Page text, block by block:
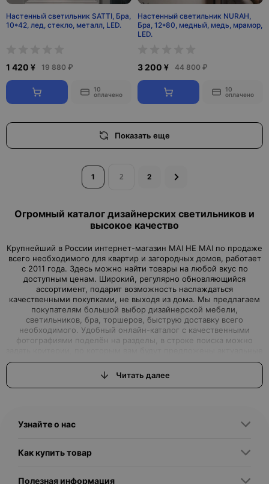
Настенный светильник SATTI, Бра,
10*42, лед, стекло, металл, LED.
1 420 ¥ 19 880 ₽
10
оплачено
Настенный светильник NURAH,
Бра, 12*80, медный, медь, мрамор,
LED.
3 200 ¥ 44 800 ₽
10
оплачено
Показать еще
1 2
Огромный каталог дизайнерских светильников и
высокое качество
Крупнейший в России интернет-магазин MAI HE MAI по продаже
всего необходимого для квартир и загородных домов, работает
с 2011 года. Здесь можно найти товары на любой вкус по
доступным ценам. Широкий, регулярно обновляющийся
ассортимент, подарит возможность наслаждаться
качественными покупками, не выходя из дома. Мы предлагаем
покупателям большой выбор дизайнерской мебели,
светильников, бра, торшеров, быструю доставку всего
необходимого. Удобный онлайн-каталог с качественными
фотографиями поделён на разделы, в строке поиска можно
варианты товаров нашего магазина.Интернет-магазин, где вы
можете найти всё, что ищете
Вы задумали начать ремонт или просто обновить дизайн
предложения, которые смогут удовлетворить самые
неповторимым. Дизайнерские светильники купить любых
сферах жизни. Напольные светильники – торшеры украсят не
Читать далее
Узнайте о нас
Как купить товар
Полезная информация